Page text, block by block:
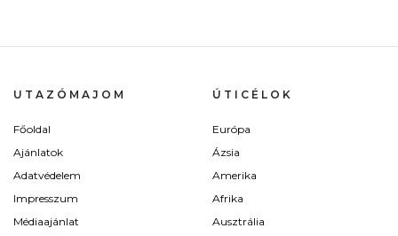
UTAZÓMAJOM
Főoldal
Ajánlatok
Adatvédelem
Impresszum
Médiaajánlat
ÚTICÉLOK
Európa
Ázsia
Amerika
Afrika
Ausztrália